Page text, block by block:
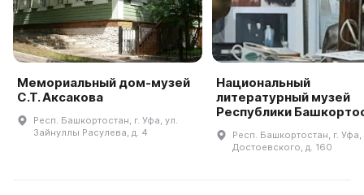
Мемориальный дом-музей
С.Т. Аксакова
Респ. Башкортостан, г. Уфа, ул.
Зайнуллы Расулева, д. 4
Национальный
литературный музей
Республики
Респ. Башкортостан, г. Уфа,
Достоевского, д. 160